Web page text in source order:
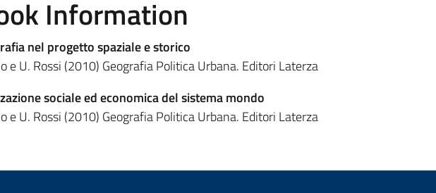
Information
nel progetto spaziale e storico
e U. Rossi (2010) Geografia Politica Urbana. Editori Laterza
sociale ed economica del sistema mondo
e U. Rossi (2010) Geografia Politica Urbana. Editori Laterza